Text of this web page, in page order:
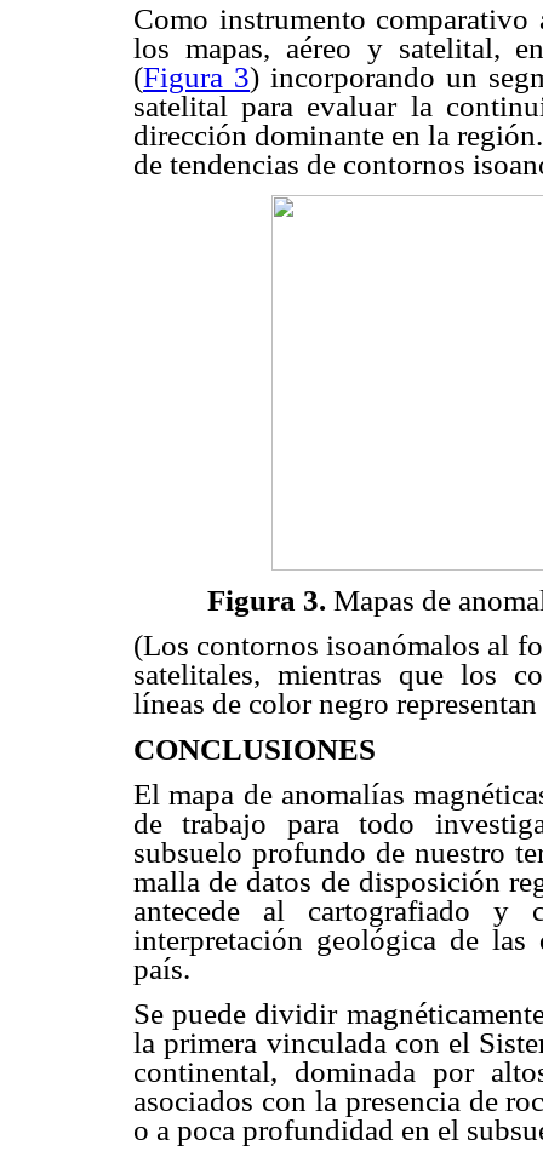
Como instrumento comparativo
los mapas, aéreo y satelital,
(Figura 3) incorporando un
satelital para evaluar la
dirección dominante en la
de tendencias de contornos
Figura 3. Mapas de
(Los contornos isoanómalos al
satelitales, mientras que los
líneas de color negro
CONCLUSIONES
El mapa de anomalías
de trabajo para todo
subsuelo profundo de nuestro
malla de datos de disposición
antecede al cartografiado
interpretación geológica de las
país.
Se puede dividir
la primera vinculada con el
continental, dominada por
asociados con la presencia de
o a poca profundidad en el